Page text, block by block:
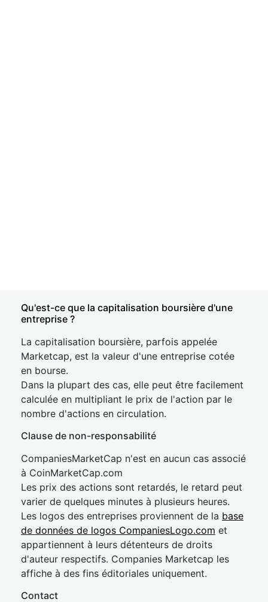
Qu'est-ce que la capitalisation boursière d'une
entreprise ?
La capitalisation boursière, parfois appelée
Marketcap, est la valeur d'une entreprise cotée
en bourse.
Dans la plupart des cas, elle peut être facilement
calculée en multipliant le prix de l'action par le
nombre d'actions en circulation.
Clause de non-responsabilité
CompaniesMarketCap n'est en aucun cas associé
à CoinMarketCap.com
Les prix des actions sont retardés, le retard peut
varier de quelques minutes à plusieurs heures.
Les logos des entreprises proviennent de la base
de données de logos CompaniesLogo.com et
appartiennent à leurs détenteurs de droits
d'auteur respectifs. Companies Marketcap les
affiche à des fins éditoriales uniquement.
Contact